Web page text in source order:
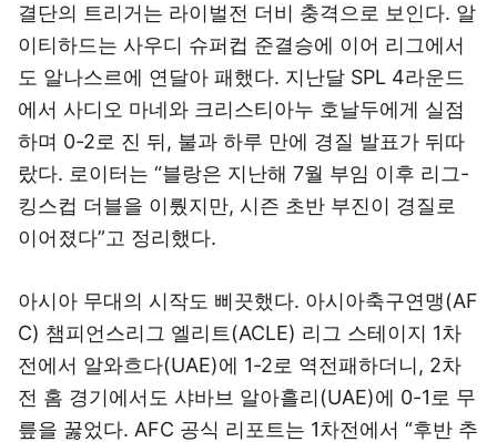
결단의 트리거는 라이벌전 더비 충격으로 보인다. 알
이티하드는 사우디 슈퍼컵 준결승에 이어 리그에서
도 알나스르에 연달아 패했다. 지난달 SPL 4라운드
에서 사디오 마네와 크리스티아누 호날두에게 실점
하며 0-2로 진 뒤, 불과 하루 만에 경질 발표가 뒤따
랐다. 로이터는 “블랑은 지난해 7월 부임 이후 리그-
킹스컵 더블을 이뤘지만, 시즌 초반 부진이 경질로
이어졌다”고 정리했다.
아시아 무대의 시작도 삐끗했다. 아시아축구연맹(AF
C) 챔피언스리그 엘리트(ACLE) 리그 스테이지 1차
전에서 알와흐다(UAE)에 1-2로 역전패하더니, 2차
전 홈 경기에서도 샤바브 알아흘리(UAE)에 0-1로 무
릎을 꿇었다. AFC 공식 리포트는 1차전에서 “후반 추